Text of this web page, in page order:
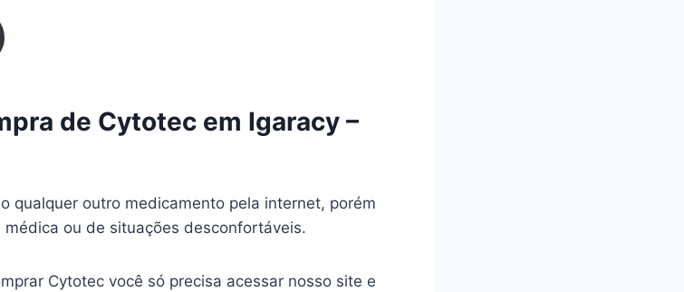
de Cytotec em Igaracy –
qualquer outro medicamento pela internet, porém
ou de situações desconfortáveis.
Cytotec você só precisa acessar nosso site e